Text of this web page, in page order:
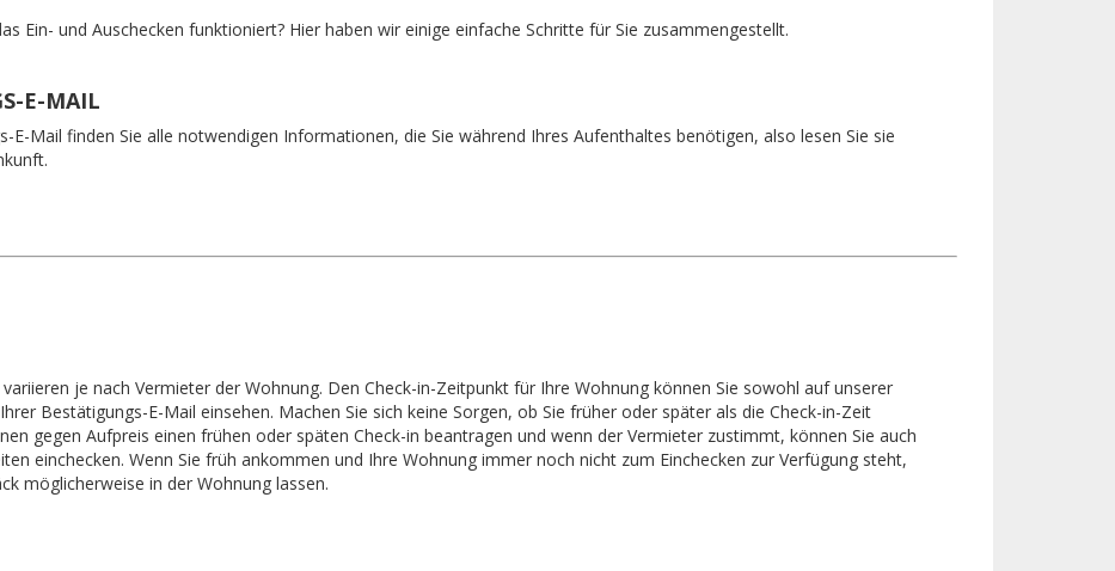
Ein- und Auschecken funktioniert? Hier haben wir einige einfache Schritte für Sie zusammengestellt.
E-MAIL
E-Mail finden Sie alle notwendigen Informationen, die Sie während Ihres Aufenthaltes benötigen, also lesen Sie sie
je nach Vermieter der Wohnung. Den Check-in-Zeitpunkt für Ihre Wohnung können Sie sowohl auf unserer
Bestätigungs-E-Mail einsehen. Machen Sie sich keine Sorgen, ob Sie früher oder später als die Check-in-Zeit
gegen Aufpreis einen frühen oder späten Check-in beantragen und wenn der Vermieter zustimmt, können Sie auch
einchecken. Wenn Sie früh ankommen und Ihre Wohnung immer noch nicht zum Einchecken zur Verfügung steht,
möglicherweise in der Wohnung lassen.